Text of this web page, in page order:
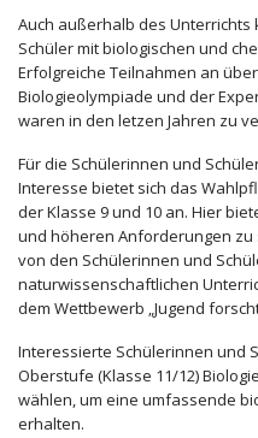
Auch außerhalb des
Schüler mit biologischen und
Erfolgreiche Teilnahmen an
Biologieolympiade und der
waren in den letzen Jahren zu
Für die Schülerinnen und
Interesse bietet sich das
der Klasse 9 und 10 an. Hier
und höheren Anforderungen zu
von den Schülerinnen und
naturwissenschaftlichen
dem Wettbewerb „Jugend
Interessierte Schülerinnen und
Oberstufe (Klasse 11/12)
wählen, um eine umfassende
erhalten.